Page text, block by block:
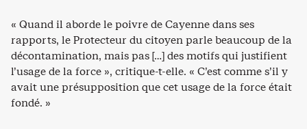
« Quand il aborde le poivre de Cayenne dans ses
rapports, le Protecteur du citoyen parle beaucoup de la
décontamination, mais pas […] des motifs qui justifient
l’usage de la force », critique-t-elle. « C’est comme s’il y
avait une présupposition que cet usage de la force était
fondé. »